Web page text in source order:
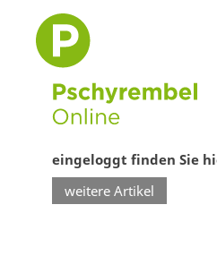
eingeloggt finden Sie
weitere Artikel